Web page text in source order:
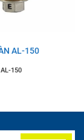
AL-150
150